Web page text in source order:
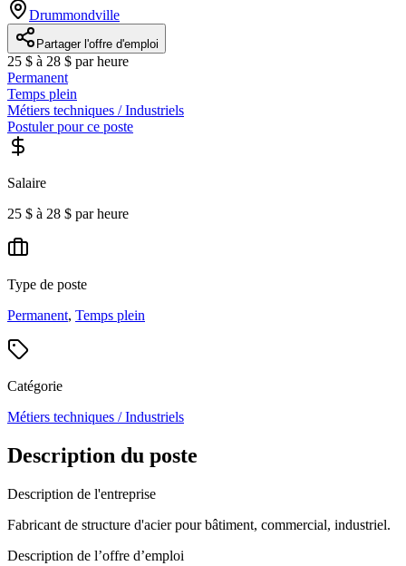
Drummondville
Partager l'offre d'emploi
25 $ à 28 $ par heure
Permanent
Temps plein
Métiers techniques / Industriels
Postuler pour ce poste
Salaire
25 $ à 28 $ par heure
Type de poste
Permanent, Temps plein
Catégorie
Métiers techniques / Industriels
Description du poste
Description de l'entreprise
Fabricant de structure d'acier pour bâtiment, commercial, industriel.
Description de l’offre d’emploi